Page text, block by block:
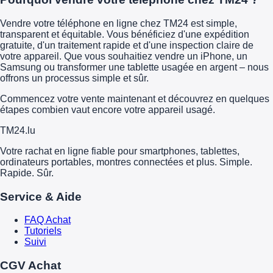
Vendre votre téléphone en ligne chez TM24 est simple,
transparent et équitable. Vous bénéficiez d'une expédition
gratuite, d'un traitement rapide et d'une inspection claire de
votre appareil. Que vous souhaitiez vendre un iPhone, un
Samsung ou transformer une tablette usagée en argent – nous
offrons un processus simple et sûr.
Commencez votre vente maintenant et découvrez en quelques
étapes combien vaut encore votre appareil usagé.
TM24.lu
Votre rachat en ligne fiable pour smartphones, tablettes,
ordinateurs portables, montres connectées et plus. Simple.
Rapide. Sûr.
Service & Aide
FAQ Achat
Tutoriels
Suivi
CGV Achat